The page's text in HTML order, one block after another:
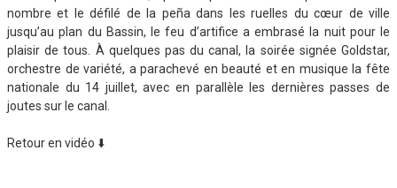
nombre et le défilé de la peña dans les ruelles du cœur de ville
jusqu’au plan du Bassin, le feu d’artifice a embrasé la nuit pour le
plaisir de tous. À quelques pas du canal, la soirée signée Goldstar,
orchestre de variété, a parachevé en beauté et en musique la fête
nationale du 14 juillet, avec en parallèle les dernières passes de
joutes sur le canal.
Retour en vidéo ⬇️